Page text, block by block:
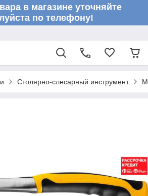
в магазине уточняйте
по телефону!
Столярно-слесарный инструмент